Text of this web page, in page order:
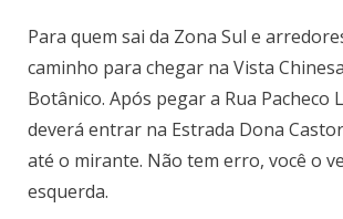
Para quem sai da Zona Sul e
caminho para chegar na Vista
Botânico. Após pegar a Rua Pacheco
deverá entrar na Estrada Dona
até o mirante. Não tem erro, você o
esquerda.